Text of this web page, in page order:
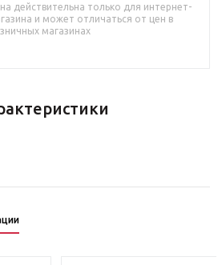
действительна только для интернет-
и может отличаться от цен в
магазинах